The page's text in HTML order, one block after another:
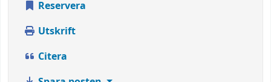
Reservera
Utskrift
Citera